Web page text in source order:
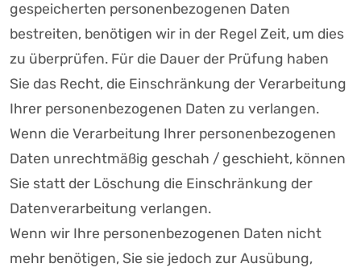
gespeicherten personenbezogenen Daten
bestreiten, benötigen wir in der Regel Zeit, um dies
zu überprüfen. Für die Dauer der Prüfung haben
Sie das Recht, die Einschränkung der Verarbeitung
Ihrer personenbezogenen Daten zu verlangen.
Wenn die Verarbeitung Ihrer personenbezogenen
Daten unrechtmäßig geschah / geschieht, können
Sie statt der Löschung die Einschränkung der
Datenverarbeitung verlangen.
Wenn wir Ihre personenbezogenen Daten nicht
mehr benötigen, Sie sie jedoch zur Ausübung,